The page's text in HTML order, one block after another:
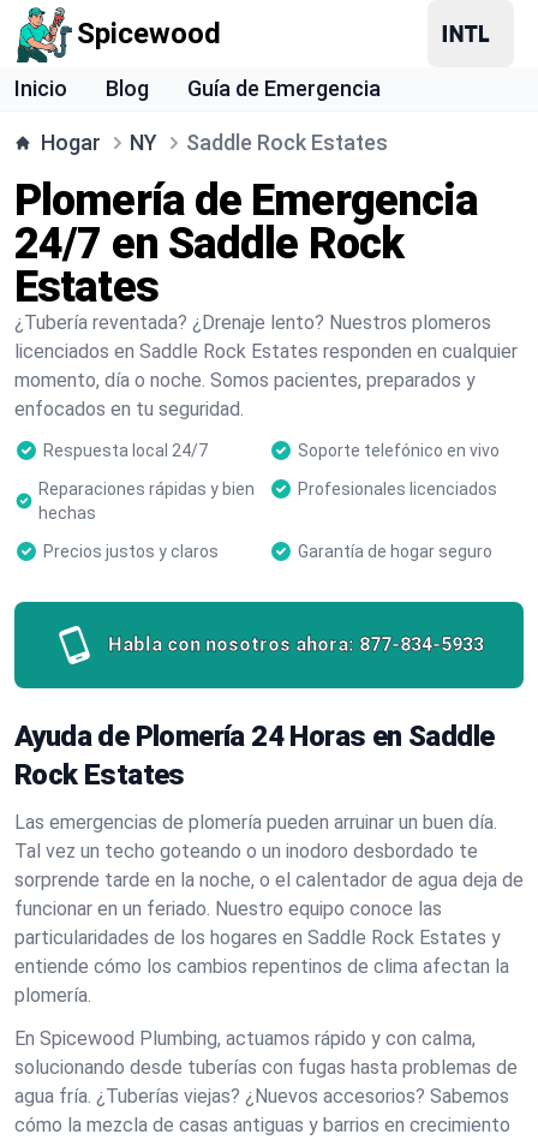
Spicewood
Inicio Blog Guía de Emergencia
Hogar NY Saddle Rock Estates
Plomería de Emergencia
24/7 en Saddle Rock
Estates
¿Tubería reventada? ¿Drenaje lento? Nuestros plomeros
licenciados en Saddle Rock Estates responden en cualquier
momento, día o noche. Somos pacientes, preparados y
enfocados en tu seguridad.
Respuesta local 24/7
Soporte telefónico en vivo
Reparaciones rápidas y bien
hechas
Profesionales licenciados
Precios justos y claros Garantía de hogar seguro
Habla con nosotros ahora: 877-834-5933
Ayuda de Plomería 24 Horas en Saddle
Rock Estates
Las emergencias de plomería pueden arruinar un buen día.
Tal vez un techo goteando o un inodoro desbordado te
sorprende tarde en la noche, o el calentador de agua deja de
funcionar en un feriado. Nuestro equipo conoce las
particularidades de los hogares en Saddle Rock Estates y
entiende cómo los cambios repentinos de clima afectan la
plomería.
En Spicewood Plumbing, actuamos rápido y con calma,
solucionando desde tuberías con fugas hasta problemas de
agua fría. ¿Tuberías viejas? ¿Nuevos accesorios? Sabemos
cómo la mezcla de casas antiguas y barrios en crecimiento